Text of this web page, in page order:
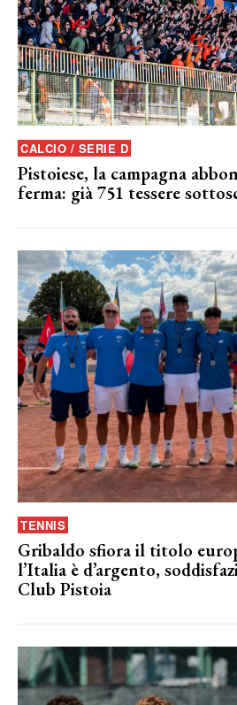
CALCIO / SERIE D
Pistoiese, la campagna
ferma: già 751 tessere
TENNIS
Gribaldo sfiora il titolo
l’Italia è d’argento,
Club Pistoia